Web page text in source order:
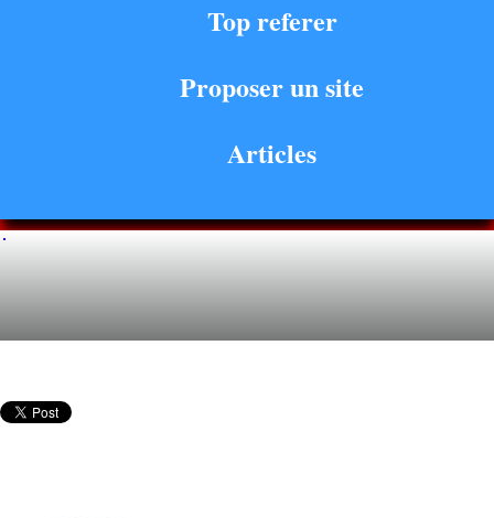
Top referer
Proposer un site
Articles